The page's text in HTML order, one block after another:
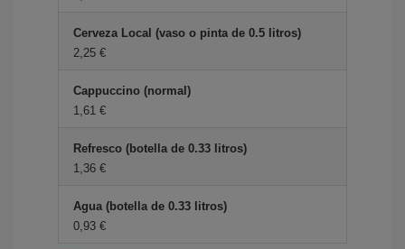
Cerveza Local (vaso o pinta de 0.5 litros)
2,25 €
Cappuccino (normal)
1,61 €
Refresco (botella de 0.33 litros)
1,36 €
Agua (botella de 0.33 litros)
0,93 €